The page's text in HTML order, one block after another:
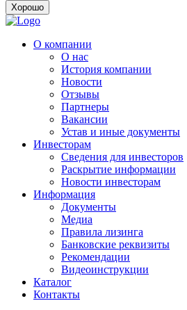
Хорошо
О компании
О нас
История компании
Новости
Отзывы
Партнеры
Вакансии
Устав и иные документы
Инвесторам
Сведения для инвесторов
Раскрытие информации
Новости инвесторам
Информация
Документы
Медиа
Правила лизинга
Банковские реквизиты
Рекомендации
Видеоинструкции
Каталог
Контакты